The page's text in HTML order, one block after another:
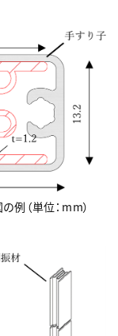
（単位：mm）